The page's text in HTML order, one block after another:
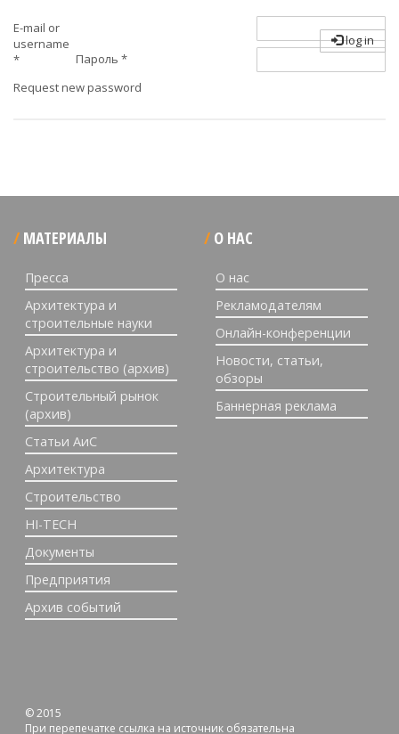
E-mail or
username
*
Пароль *
Request new password
log in
МАТЕРИАЛЫ
Пресса
Архитектура и
строительные науки
Архитектура и
строительство (архив)
Строительный рынок
(архив)
Статьи АиС
Архитектура
Строительство
HI-TECH
Документы
Предприятия
Архив событий
О НАС
О нас
Рекламодателям
Онлайн-конференции
Новости, статьи,
обзоры
Баннерная реклама
© 2015
При перепечатке ссылка на источник обязательна